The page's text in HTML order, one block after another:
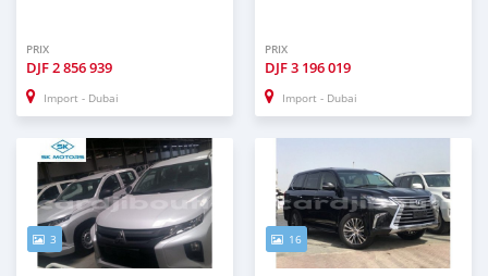
PRIX
DJF2 856 939
Import - Dubai
PRIX
DJF3 196 019
Import - Dubai
3 16